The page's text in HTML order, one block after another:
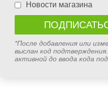
Новости магазина
*После добавления или
выслан код
активной до ввода кода